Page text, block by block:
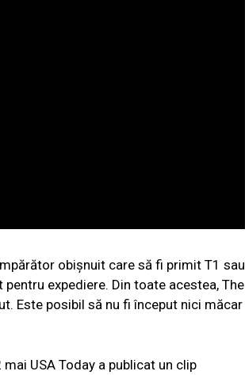
obișnuit care să fi primit T1 sau
expediere. Din toate acestea, The
Este posibil să nu fi început nici măcar
USA Today a publicat un clip